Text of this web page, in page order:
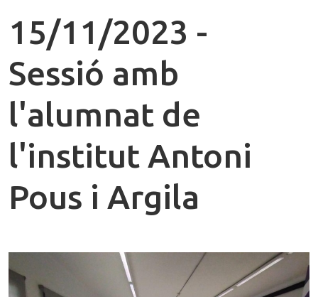
15/11/2023 -
Sessió amb
l'alumnat de
l'institut Antoni
Pous i Argila